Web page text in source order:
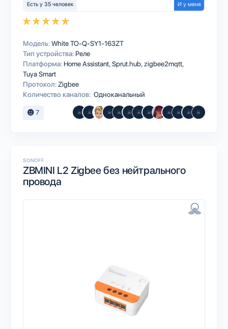
Есть у 35 человек И у меня
Модель:White TO-Q-SY1-163ZT
Тип устройства: Реле
Платформа: Home AssistantSprut.hubzigbee2mqtt
Tuya Smart
Протокол: Zigbee
Количество каналов: Одноканальный
7
SONOFF
ZBMINI L2 Zigbee без нейтрального
провода